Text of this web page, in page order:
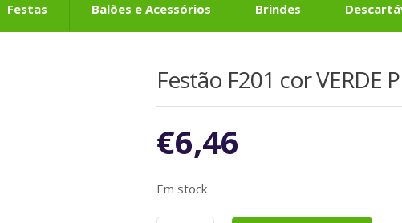
Festas Balões e Acessórios Brindes
Festão F201 cor VERDE
€6,46
Em stock